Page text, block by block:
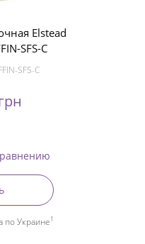
Elstead
SFS-C
SFS-C
по Украине1